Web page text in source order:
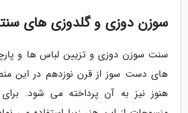
سوزن دوزی و گلدوزی های
سنت سوزن دوزی و تزیین لباس ها و
های دست سوز از قرن نوزدهم در این
هنوز نیز به آن پرداخته می شود.